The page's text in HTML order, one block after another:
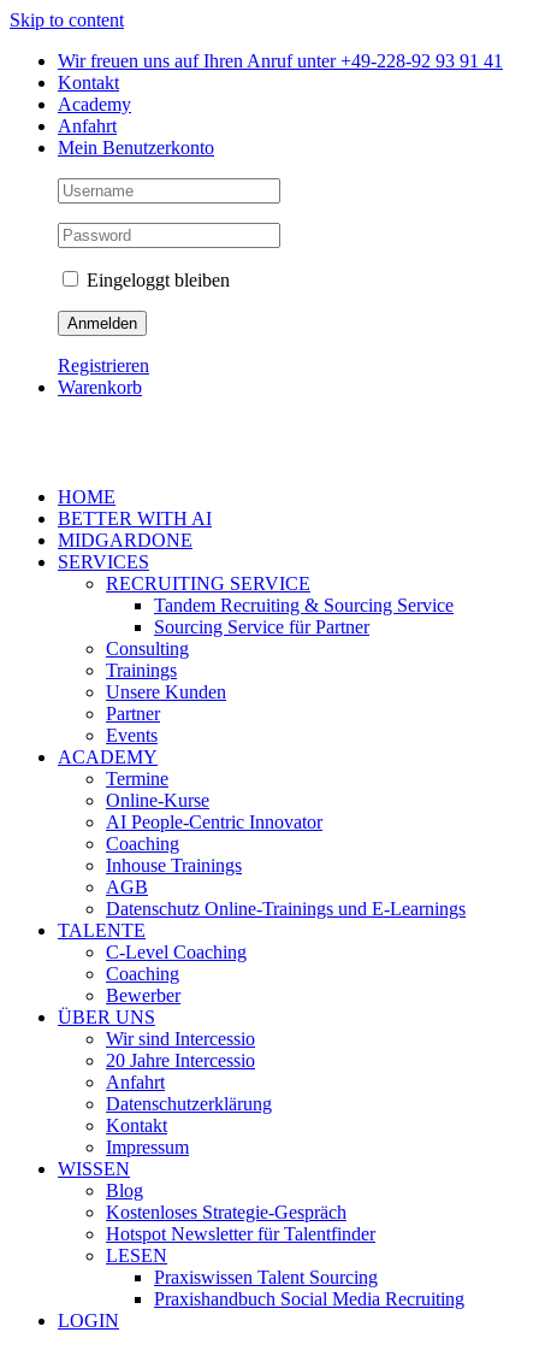
Skip to content
Wir freuen uns auf Ihren Anruf unter +49-228-92 93 91 41
Kontakt
Academy
Anfahrt
Mein Benutzerkonto
Eingeloggt bleiben
Registrieren
Warenkorb
HOME
BETTER WITH AI
MIDGARDONE
SERVICES
RECRUITING SERVICE
Tandem Recruiting & Sourcing Service
Sourcing Service für Partner
Consulting
Trainings
Unsere Kunden
Partner
Events
ACADEMY
Termine
Online-Kurse
AI People-Centric Innovator
Coaching
Inhouse Trainings
AGB
Datenschutz Online-Trainings und E-Learnings
TALENTE
C-Level Coaching
Coaching
Bewerber
ÜBER UNS
Wir sind Intercessio
20 Jahre Intercessio
Anfahrt
Datenschutzerklärung
Kontakt
Impressum
WISSEN
Blog
Kostenloses Strategie-Gespräch
Hotspot Newsletter für Talentfinder
LESEN
Praxiswissen Talent Sourcing
Praxishandbuch Social Media Recruiting
LOGIN